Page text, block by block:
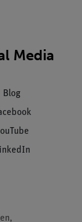
Media
Blog